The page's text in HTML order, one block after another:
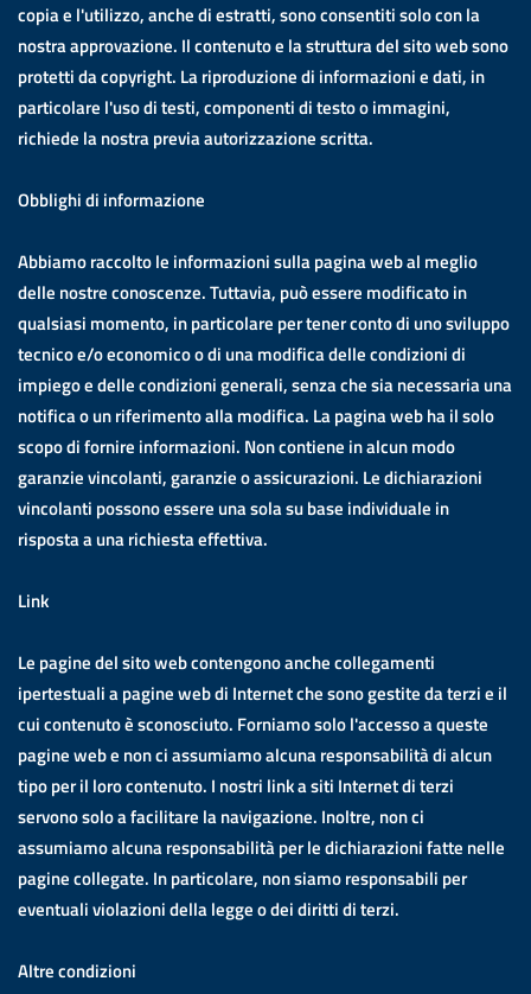
copia e l'utilizzo, anche di estratti, sono consentiti solo con la
nostra approvazione. Il contenuto e la struttura del sito web sono
protetti da copyright. La riproduzione di informazioni e dati, in
particolare l'uso di testi, componenti di testo o immagini,
richiede la nostra previa autorizzazione scritta.
Obblighi di informazione
Abbiamo raccolto le informazioni sulla pagina web al meglio
delle nostre conoscenze. Tuttavia, può essere modificato in
qualsiasi momento, in particolare per tener conto di uno sviluppo
tecnico e/o economico o di una modifica delle condizioni di
impiego e delle condizioni generali, senza che sia necessaria una
notifica o un riferimento alla modifica. La pagina web ha il solo
scopo di fornire informazioni. Non contiene in alcun modo
garanzie vincolanti, garanzie o assicurazioni. Le dichiarazioni
vincolanti possono essere una sola su base individuale in
risposta a una richiesta effettiva.
Link
Le pagine del sito web contengono anche collegamenti
ipertestuali a pagine web di Internet che sono gestite da terzi e il
cui contenuto è sconosciuto. Forniamo solo l'accesso a queste
pagine web e non ci assumiamo alcuna responsabilità di alcun
tipo per il loro contenuto. I nostri link a siti Internet di terzi
servono solo a facilitare la navigazione. Inoltre, non ci
assumiamo alcuna responsabilità per le dichiarazioni fatte nelle
pagine collegate. In particolare, non siamo responsabili per
eventuali violazioni della legge o dei diritti di terzi.
Altre condizioni